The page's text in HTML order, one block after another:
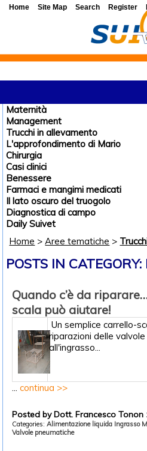
Maternità
Management
Trucchi in allevamento
L'approfondimento di Mario
Chirurgia
Casi clinici
Benessere
Farmaci e mangimi medicati
Il lato oscuro del truogolo
Diagnostica di campo
Daily Suivet
Home >Aree tematiche >
POSTS IN
Quando c’è da
scala può aiutare!
Un semplice carrello-
riparazioni delle valvole
all'ingrasso...
...continua >>
Posted by Dott. Francesco Tonon
Categories:Alimentazione liquida Ingrasso
Valvole pneumatiche
Home Site Map Search Register